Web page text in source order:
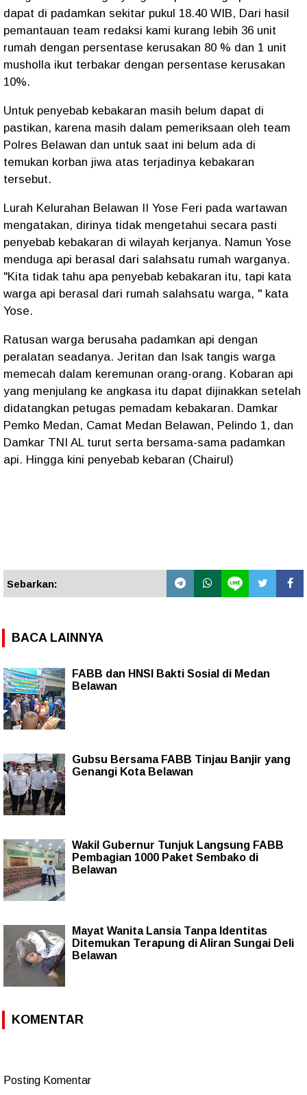
dapat di padamkan sekitar pukul 18.40 WIB, Dari hasil
pemantauan team redaksi kami kurang lebih 36 unit
rumah dengan persentase kerusakan 80 % dan 1 unit
musholla ikut terbakar dengan persentase kerusakan
10%.
Untuk penyebab kebakaran masih belum dapat di
pastikan, karena masih dalam pemeriksaan oleh team
Polres Belawan dan untuk saat ini belum ada di
temukan korban jiwa atas terjadinya kebakaran
tersebut.
Lurah Kelurahan Belawan II Yose Feri pada wartawan
mengatakan, dirinya tidak mengetahui secara pasti
penyebab kebakaran di wilayah kerjanya. Namun Yose
menduga api berasal dari salahsatu rumah warganya.
"Kita tidak tahu apa penyebab kebakaran itu, tapi kata
warga api berasal dari rumah salahsatu warga, " kata
Yose.
Ratusan warga berusaha padamkan api dengan
peralatan seadanya. Jeritan dan Isak tangis warga
memecah dalam keremunan orang-orang. Kobaran api
yang menjulang ke angkasa itu dapat dijinakkan setelah
didatangkan petugas pemadam kebakaran. Damkar
Pemko Medan, Camat Medan Belawan, Pelindo 1, dan
Damkar TNI AL turut serta bersama-sama padamkan
api. Hingga kini penyebab kebaran (Chairul)
Sebarkan:
BACA LAINNYA
FABB dan HNSI Bakti Sosial di Medan
Belawan
Gubsu Bersama FABB Tinjau Banjir yang
Genangi Kota Belawan
Wakil Gubernur Tunjuk Langsung FABB
Pembagian 1000 Paket Sembako di
Belawan
Mayat Wanita Lansia Tanpa Identitas
Ditemukan Terapung di Aliran Sungai Deli
Belawan
KOMENTAR
Posting Komentar